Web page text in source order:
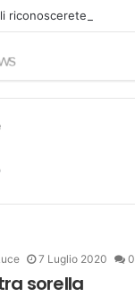
riconoscerete
7 Luglio 2020 0
sorella